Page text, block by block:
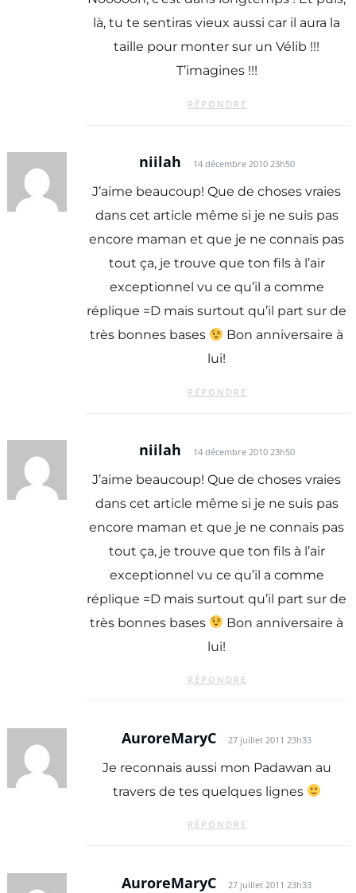
là, tu te sentiras vieux aussi car il aura la
taille pour monter sur un Vélib !!!
T’imagines !!!
RÉPONDRE
niilah 14 décembre 2010 23h50
J’aime beaucoup! Que de choses vraies
dans cet article même si je ne suis pas
encore maman et que je ne connais pas
tout ça, je trouve que ton fils à l’air
exceptionnel vu ce qu’il a comme
réplique =D mais surtout qu’il part sur de
très bonnes bases
Bon anniversaire à
lui!
RÉPONDRE
niilah 14 décembre 2010 23h50
J’aime beaucoup! Que de choses vraies
dans cet article même si je ne suis pas
encore maman et que je ne connais pas
tout ça, je trouve que ton fils à l’air
exceptionnel vu ce qu’il a comme
réplique =D mais surtout qu’il part sur de
très bonnes bases
Bon anniversaire à
lui!
RÉPONDRE
AuroreMaryC 27 juillet 2011 23h33
Je reconnais aussi mon Padawan au
travers de tes quelques lignes
RÉPONDRE
AuroreMaryC 27 juillet 2011 23h33